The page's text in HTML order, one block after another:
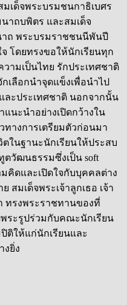
มเด็จพระบรมชนกาธิเบศร
าถบพิตร และสมเด็จ
าถ พระบรมราชชนนีพันปี
โดยทรงขอให้นักเรียนทุก
ามเป็นไทย รักประเทศชาติ
เลือกนำจุดแข็งเพื่อนำไป
ะประเทศชาติ นอกจากนั้น
นะนำอย่างเปิดกว้างใน
างการเตรียมตัวก่อนมา
ตในฐานะนักเรียนให้ประสบ
วัฒนธรรมซึ่งเป็น soft
คิดและเปิดใจกับบุคคลต่าง
สมเด็จพระเจ้าลูกเธอ เจ้า
รงพระราชทานของที่
ระรูปร่วมกับคณะนักเรียน
ติให้แก่นักเรียนและ
งยิ่ง